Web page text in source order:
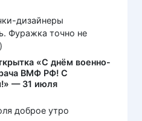
дизайнеры
Фуражка точно не
«С днём военно-
ВМФ РФ! С
— 31 июля
доброе утро